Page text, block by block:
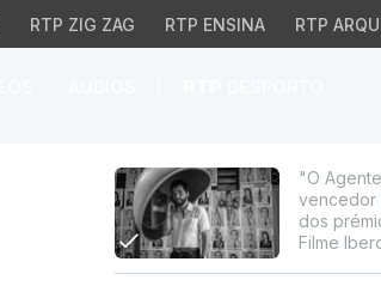
RTP ZIG ZAG RTP ENSINA RTP
da nova
"O
vencedor
dos
Filme